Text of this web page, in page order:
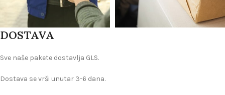
DOSTAVA
Sve naše pakete dostavlja GLS.
Dostava se vrši unutar 3-6 dana.